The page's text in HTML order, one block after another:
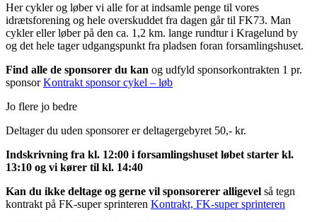
Her cykler og løber vi alle for at indsamle penge til vores
idrætsforening og hele overskuddet fra dagen går til FK73. Man
cykler eller løber på den ca. 1,2 km. lange rundtur i Kragelund by
og det hele tager udgangspunkt fra pladsen foran forsamlingshuset.
Find alle de sponsorer du kan og udfyld sponsorkontrakten 1 pr.
sponsorKontrakt sponsor cykel – løb
Jo flere jo bedre
Deltager du uden sponsorer er deltagergebyret 50,- kr.
Indskrivning fra kl. 12:00 i forsamlingshuset løbet starter kl.
13:10 og vi kører til kl. 14:40
Kan du ikke deltage og gerne vil sponsorerer alligevel så tegn
kontrakt på FK-super sprinteren Kontrakt, FK-super sprinteren